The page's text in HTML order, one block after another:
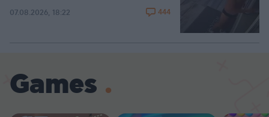
07.08.2026, 18:22 444
Games